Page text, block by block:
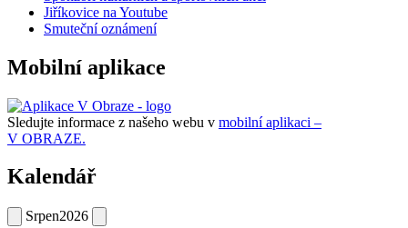
Jiříkovice na Youtube
Smuteční oznámení
Mobilní aplikace
Sledujte informace z našeho webu v mobilní aplikaci –
V OBRAZE.
Kalendář
Srpen2026